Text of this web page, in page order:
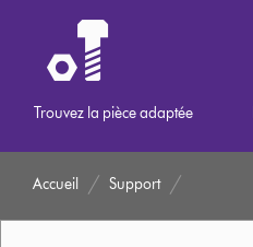
Trouvez la pièce adaptée
Accueil Support